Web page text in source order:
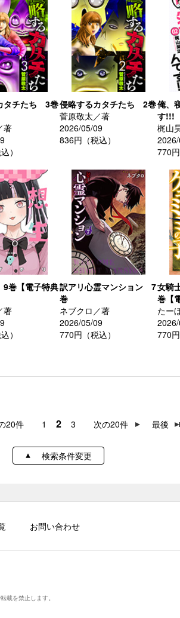
タチたち 3巻
著
）
侵略するカタチたち 2巻
菅原敬太／著
2026/05/09
836円（税込）
俺、
す!!!
梶山
770円
巻【電子特典
著
）
訳アリ心霊マンション 7
巻
ネブクロ／著
2026/05/09
770円（税込）
女騎
巻【
たー
770円
20件 1 2 3 次の20件 最後
検索条件変更
お問い合わせ
載を禁止します。